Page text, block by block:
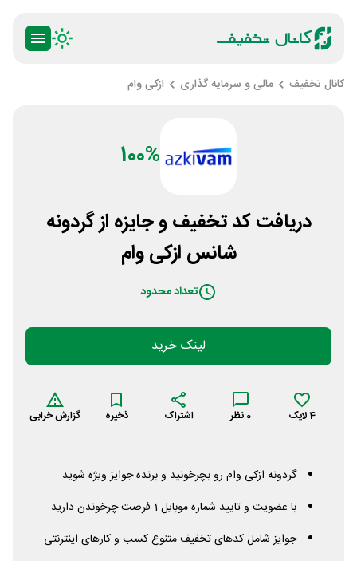
کانال تخفیف مالی و سرمایه گذاری ازکی وام
100%
دریافت کد تخفیف و جایزه از گردونه
شانس ازکی وام
تعداد محدود
لینک خرید
4 لایک 0 نظر اشتراک ذخیره گزارش خرابی
گردونه ازکی وام رو بچرخونید و برنده جوایز ویژه شوید
با عضویت و تایید شماره موبایل 1 فرصت چرخوندن دارید
جوایز شامل کدهای تخفیف متنوع کسب و کارهای اینترنتی